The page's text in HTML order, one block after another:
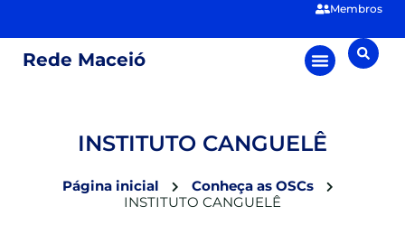
Membros
Rede Maceió
INSTITUTO CANGUELÊ
Página inicial
Conheça as OSCs
INSTITUTO CANGUELÊ